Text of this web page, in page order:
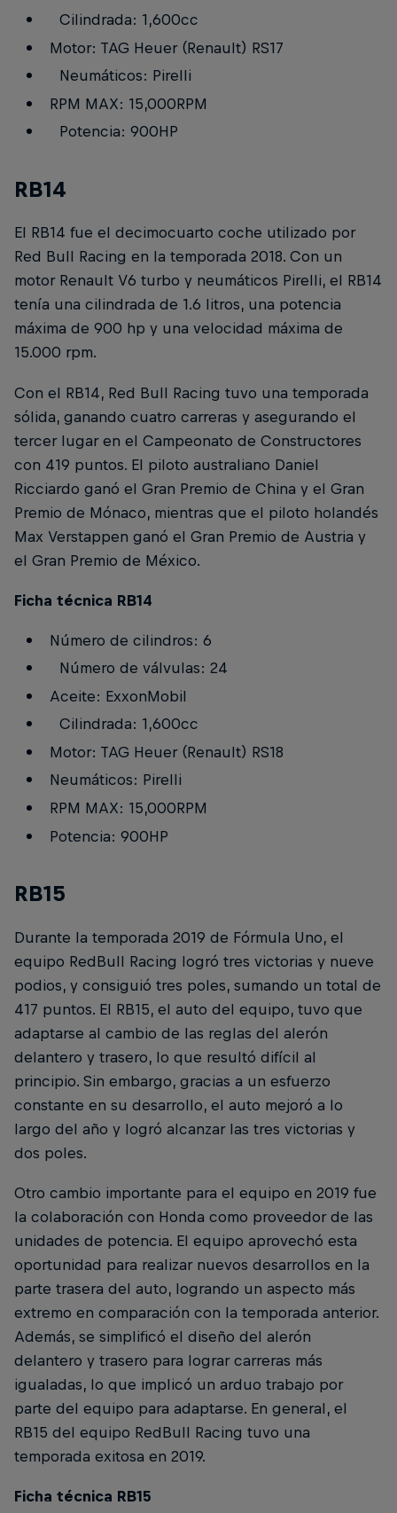
Cilindrada: 1,600cc
Motor: TAG Heuer (Renault) RS17
Neumáticos: Pirelli
RPM MAX: 15,000RPM
Potencia: 900HP
RB14
El RB14 fue el decimocuarto coche utilizado por
Red Bull Racing en la temporada 2018. Con un
motor Renault V6 turbo y neumáticos Pirelli, el RB14
tenía una cilindrada de 1.6 litros, una potencia
máxima de 900 hp y una velocidad máxima de
15.000 rpm.
Con el RB14, Red Bull Racing tuvo una temporada
sólida, ganando cuatro carreras y asegurando el
tercer lugar en el Campeonato de Constructores
con 419 puntos. El piloto australiano Daniel
Ricciardo ganó el Gran Premio de China y el Gran
Premio de Mónaco, mientras que el piloto holandés
Max Verstappen ganó el Gran Premio de Austria y
el Gran Premio de México.
Ficha técnica RB14
Número de cilindros: 6
Número de válvulas: 24
Aceite: ExxonMobil
Cilindrada: 1,600cc
Motor: TAG Heuer (Renault) RS18
Neumáticos: Pirelli
RPM MAX: 15,000RPM
Potencia: 900HP
RB15
Durante la temporada 2019 de Fórmula Uno, el
equipo RedBull Racing logró tres victorias y nueve
podios, y consiguió tres poles, sumando un total de
417 puntos. El RB15, el auto del equipo, tuvo que
adaptarse al cambio de las reglas del alerón
delantero y trasero, lo que resultó difícil al
principio. Sin embargo, gracias a un esfuerzo
constante en su desarrollo, el auto mejoró a lo
largo del año y logró alcanzar las tres victorias y
dos poles.
Otro cambio importante para el equipo en 2019 fue
la colaboración con Honda como proveedor de las
unidades de potencia. El equipo aprovechó esta
oportunidad para realizar nuevos desarrollos en la
parte trasera del auto, logrando un aspecto más
extremo en comparación con la temporada anterior.
Además, se simplificó el diseño del alerón
delantero y trasero para lograr carreras más
igualadas, lo que implicó un arduo trabajo por
parte del equipo para adaptarse. En general, el
RB15 del equipo RedBull Racing tuvo una
temporada exitosa en 2019.
Ficha técnica RB15